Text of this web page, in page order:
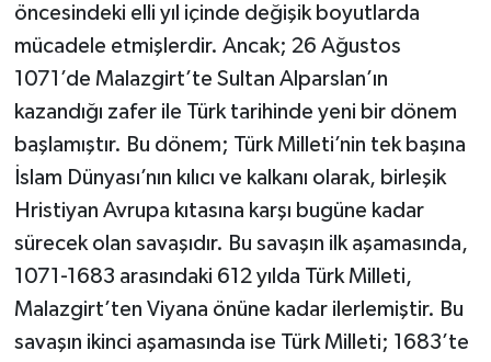
öncesindeki elli yıl içinde değişik boyutlarda
mücadele etmişlerdir. Ancak; 26 Ağustos
1071’de Malazgirt’te Sultan Alparslan’ın
kazandığı zafer ile Türk tarihinde yeni bir dönem
başlamıştır. Bu dönem; Türk Milleti’nin tek başına
İslam Dünyası’nın kılıcı ve kalkanı olarak, birleşik
Hristiyan Avrupa kıtasına karşı bugüne kadar
sürecek olan savaşıdır. Bu savaşın ilk aşamasında,
1071-1683 arasındaki 612 yılda Türk Milleti,
Malazgirt’ten Viyana önüne kadar ilerlemiştir. Bu
savaşın ikinci aşamasında ise Türk Milleti; 1683’te